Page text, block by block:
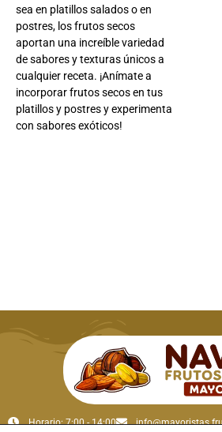
sea en platillos salados o en
postres, los frutos secos
aportan una increíble variedad
de sabores y texturas únicos a
cualquier receta. ¡Anímate a
incorporar frutos secos en tus
platillos y postres y experimenta
con sabores exóticos!
Horario: 7:00 - 14:00